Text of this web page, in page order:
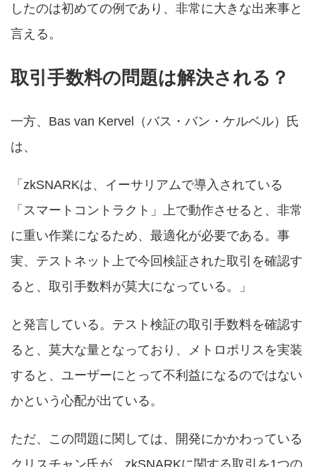
したのは初めての例であり、非常に大きな出来事と
言える。
取引手数料の問題は解決される？
一方、Bas van Kervel（バス・バン・ケルベル）氏
は、
「zkSNARKは、イーサリアムで導入されている
「スマートコントラクト」上で動作させると、非常
に重い作業になるため、最適化が必要である。事
実、テストネット上で今回検証された取引を確認す
ると、取引手数料が莫大になっている。」
と発言している。テスト検証の取引手数料を確認す
ると、莫大な量となっており、メトロポリスを実装
すると、ユーザーにとって不利益になるのではない
かという心配が出ている。
ただ、この問題に関しては、開発にかかわっている
クリスチャン氏が、zkSNARKに関する取引を1つの